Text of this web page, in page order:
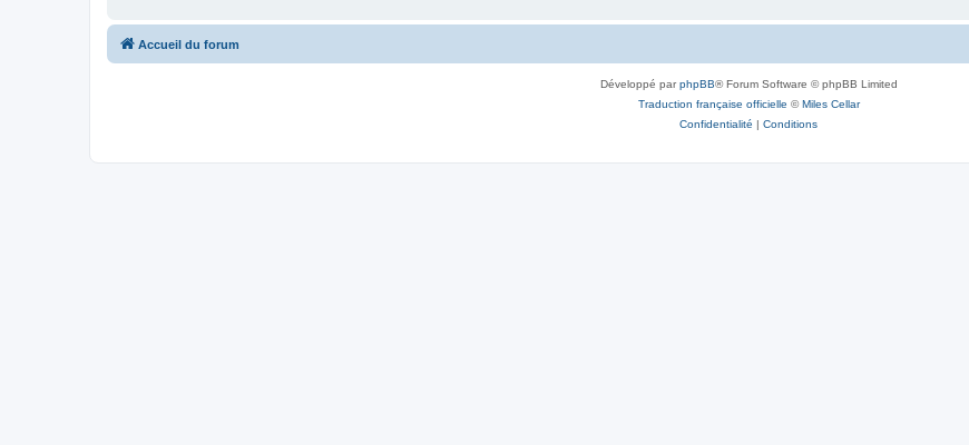
Accueil du forum
Développé parphpBB® Forum Software © phpBB Limited
Traduction française officielle ©Miles Cellar
Confidentialité | Conditions